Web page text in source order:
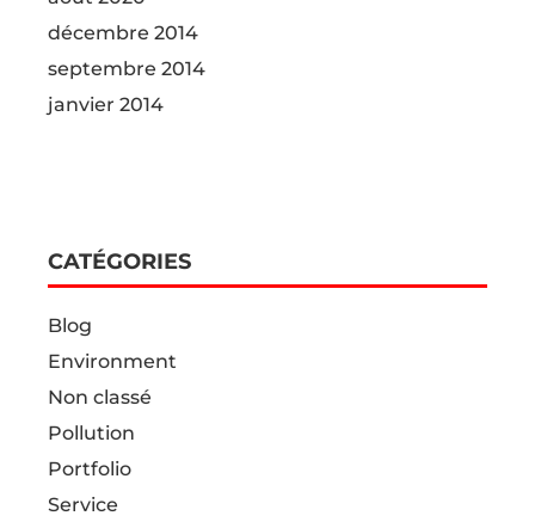
décembre 2014
septembre 2014
janvier 2014
CATÉGORIES
Blog
Environment
Non classé
Pollution
Portfolio
Service